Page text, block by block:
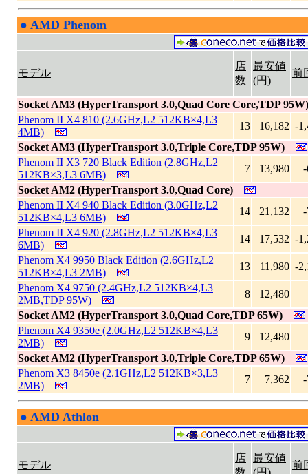
● AMD Phenom
モデル
店
数
最安値
(円)
前
Socket AM3 (HyperTransport 3.0,Quad Core Core,TDP 95W)
Phenom II X4 810 (2.6GHz,L2 512KB×4,L3
4MB)
13 16,182 -
Socket AM3 (HyperTransport 3.0,Triple Core,TDP 95W)
Phenom II X3 720 Black Edition (2.8GHz,L2
512KB×3,L3 6MB)
7 13,980
Socket AM2 (HyperTransport 3.0,Quad Core)
Phenom II X4 940 Black Edition (3.0GHz,L2
512KB×4,L3 6MB)
14 21,132
Phenom II X4 920 (2.8GHz,L2 512KB×4,L3
6MB)
14 17,532 -
Phenom X4 9950 Black Edition (2.6GHz,L2
512KB×4,L3 2MB)
13 11,980 -
Phenom X4 9750 (2.4GHz,L2 512KB×4,L3
2MB,TDP 95W)
8
12,480
Socket AM2 (HyperTransport 3.0,Quad Core,TDP 65W)
Phenom X4 9350e (2.0GHz,L2 512KB×4,L3
2MB)
9
12,480
Socket AM2 (HyperTransport 3.0,Triple Core,TDP 65W)
Phenom X3 8450e (2.1GHz,L2 512KB×3,L3
2MB)
7 7,362
● AMD Athlon
モデル
店 最安値
前